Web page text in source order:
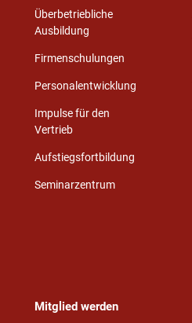
Überbetriebliche
Ausbildung
Firmenschulungen
Personalentwicklung
Impulse für den
Vertrieb
Aufstiegsfortbildung
Seminarzentrum
Mitglied werden